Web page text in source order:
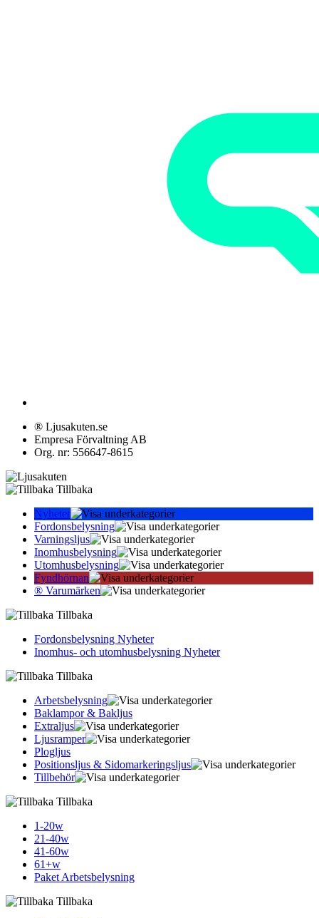
® Ljusakuten.se
Empresa Förvaltning AB
Org. nr: 556647-8615
Tillbaka
Nyheter
Fordonsbelysning
Varningsljus
Inomhusbelysning
Utomhusbelysning
Fyndhörnan
® Varumärken
Tillbaka
Fordonsbelysning Nyheter
Inomhus- och utomhusbelysning Nyheter
Tillbaka
Arbetsbelysning
Baklampor & Bakljus
Extraljus
Ljusramper
Plogljus
Positionsljus & Sidomarkerings­ljus
Tillbehör
Tillbaka
1-20w
21-40w
41-60w
61+w
Paket Arbetsbelysning
Tillbaka